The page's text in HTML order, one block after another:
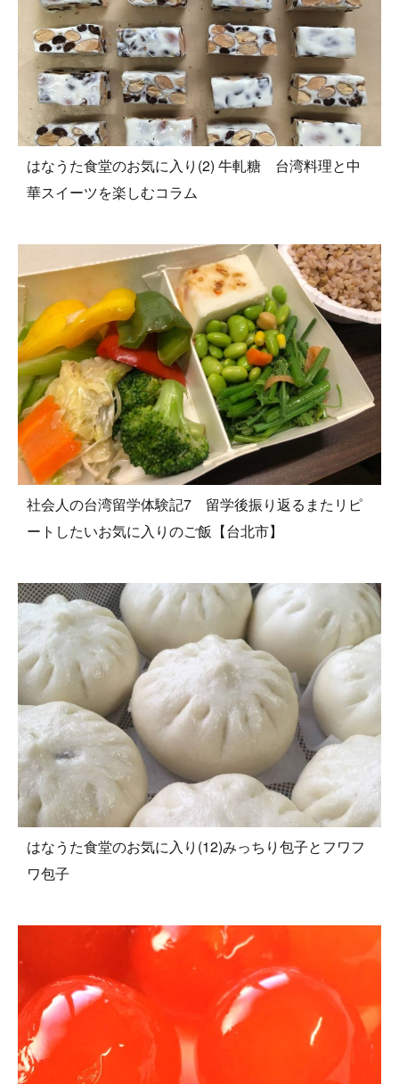
はなうた食堂のお気に入り(2) 牛軋糖 台湾料理と中
華スイーツを楽しむコラム
社会人の台湾留学体験記7 留学後振り返るまたリピ
ートしたいお気に入りのご飯【台北市】
はなうた食堂のお気に入り(12)みっちり包子とフワフ
ワ包子